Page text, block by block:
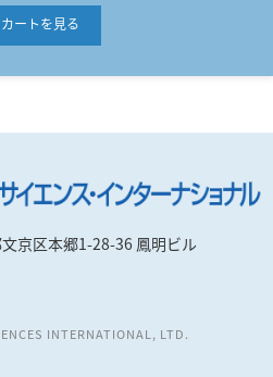
カートを見る
京区本郷1-28-36 鳳明ビル
INTERNATIONAL, LTD.